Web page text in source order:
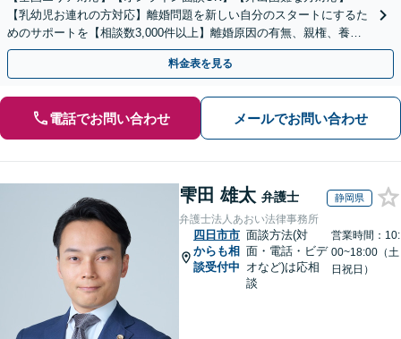
【乳幼児お連れの方対応】離婚問題を新しい自分のスタートにするた
めのサポートを【相談数3,000件以上】離婚原因の有無、親権、養育
費、財産分与、慰謝料請求【夜間・休日相談可】
料金表を見る
電話でお問い合わせ メールでお問い合わせ
雫田 雄太 弁護士 静岡県
弁護士法人あおい法律事務所
四日市市
からも相
談受付中
面談方法(対
面・電話・ビデ
オなど)は応相
談
営業時間：10:
00~18:00（土
日祝日）